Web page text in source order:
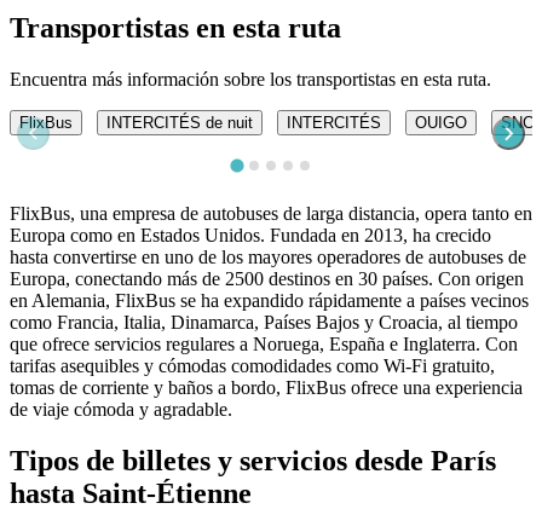
Transportistas en esta ruta
Encuentra más información sobre los transportistas en esta ruta.
FlixBus INTERCITÉS de nuit INTERCITÉS OUIGO SNCF
FlixBus, una empresa de autobuses de larga distancia, opera tanto en
Europa como en Estados Unidos. Fundada en 2013, ha crecido
hasta convertirse en uno de los mayores operadores de autobuses de
Europa, conectando más de 2500 destinos en 30 países. Con origen
en Alemania, FlixBus se ha expandido rápidamente a países vecinos
como Francia, Italia, Dinamarca, Países Bajos y Croacia, al tiempo
que ofrece servicios regulares a Noruega, España e Inglaterra. Con
tarifas asequibles y cómodas comodidades como Wi-Fi gratuito,
tomas de corriente y baños a bordo, FlixBus ofrece una experiencia
de viaje cómoda y agradable.
Tipos de billetes y servicios desde París
hasta Saint-Étienne